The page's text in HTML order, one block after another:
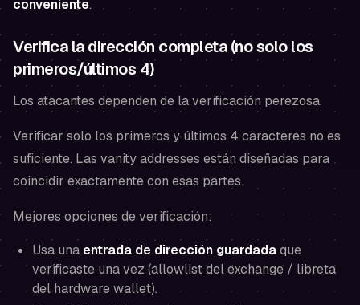
conveniente.
Verifica la dirección completa (no solo los
primeros/últimos 4)
Los atacantes dependen de la verificación perezosa.
Verificar solo los primeros y últimos 4 caracteres no es
suficiente. Las vanity addresses están diseñadas para
coincidir exactamente con esas partes.
Mejores opciones de verificación:
Usa una entrada de dirección guardadaque
verificaste una vez (allowlist del exchange / libreta
del hardware wallet).